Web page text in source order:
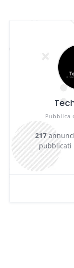
Pubblica
217 annunci
pubblicati